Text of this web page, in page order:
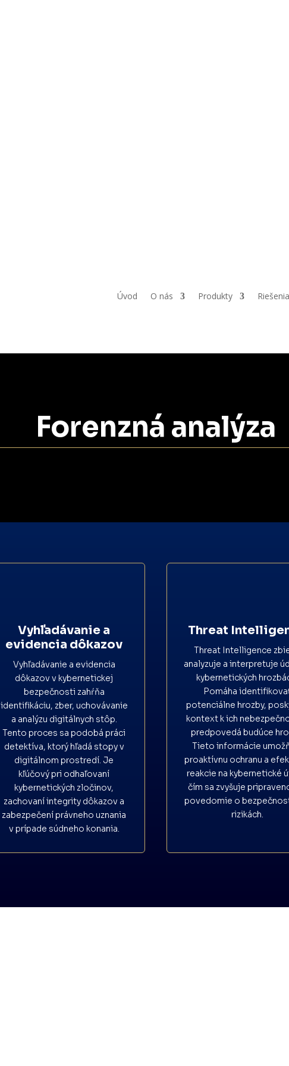
Úvod O nás Produkty Riešenia
Forenzná analýza
Vyhľadávanie a
evidencia dôkazov
Vyhľadávanie a evidencia
dôkazov v kybernetickej
bezpečnosti zahŕňa
identifikáciu, zber, uchovávanie
a analýzu digitálnych stôp.
Tento proces sa podobá práci
detektíva, ktorý hľadá stopy v
digitálnom prostredí. Je
kľúčový pri odhaľovaní
kybernetických zločinov,
zachovaní integrity dôkazov a
zabezpečení právneho uznania
v prípade súdneho konania.
Threat
Threat Intelligence
analyzuje a interpretuje
kybernetických
Pomáha
potenciálne hrozby,
kontext k ich
predpovedá budúce
Tieto informácie
proaktívnu ochranu a
reakcie na kybernetické
čím sa zvyšuje
povedomie o
rizikách.